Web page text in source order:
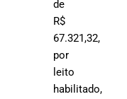
de
R$
67.321,32,
por
leito
habilitado,